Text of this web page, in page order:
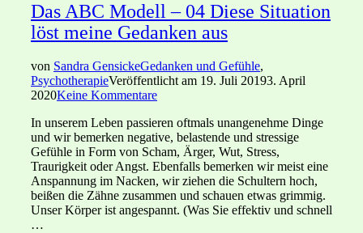
Das ABC Modell – 04 Diese Situation
löst meine Gedanken aus
von Sandra GensickeGedanken und Gefühle,
PsychotherapieVeröffentlicht am 19. Juli 20193. April
2020Keine Kommentare
In unserem Leben passieren oftmals unangenehme Dinge
und wir bemerken negative, belastende und stressige
Gefühle in Form von Scham, Ärger, Wut, Stress,
Traurigkeit oder Angst. Ebenfalls bemerken wir meist eine
Anspannung im Nacken, wir ziehen die Schultern hoch,
beißen die Zähne zusammen und schauen etwas grimmig.
Unser Körper ist angespannt. (Was Sie effektiv und schnell
…